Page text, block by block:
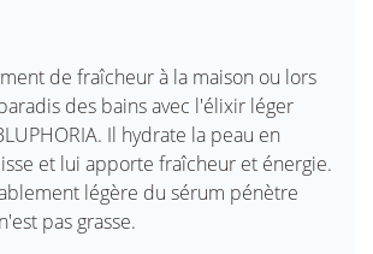
de fraîcheur à la maison ou lors
des bains avec l'élixir léger
Il hydrate la peau en
et lui apporte fraîcheur et énergie.
légère du sérum pénètre
pas grasse.